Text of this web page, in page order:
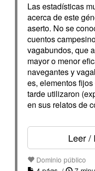
Las estadísticas
acerca de este
aserto. No se
cuentos
vagabundos, que
mayor o menor
navegantes y
es, elementos
tarde utilizaron
en sus relatos de
Leer /
Dominio público